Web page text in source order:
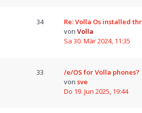
34
Re: Volla Os installed
von Volla
Sa 30. Mär 2024, 11:35
33
/e/OS for Volla phones?
von sve
Do 19. Jun 2025, 19:44